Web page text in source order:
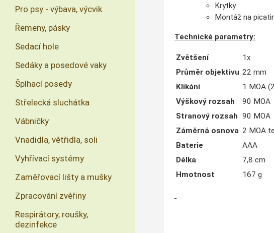
Krytky
Montáž na
Technické parametry:
Zvětšení
1x
Průměr objektivu 22 mm
Klikání
1 MOA
Výškový rozsah
90 MOA
Stranový rozsah 90 MOA
Záměrná osnova 2 MOA
Baterie
AAA
Délka
7,8 cm
Hmotnost
167 g
Pro psy - výbava, výcvik
Řemeny, pásky
Sedací hole
Sedáky a posedové vaky
Šplhací posedy
Střelecká sluchátka
Vábničky
Vnadidla, větřidla, soli
Vyhřívací systémy
Zaměřovací lišty a mušky
Zpracování zvěřiny
Respirátory, roušky,
dezinfekce